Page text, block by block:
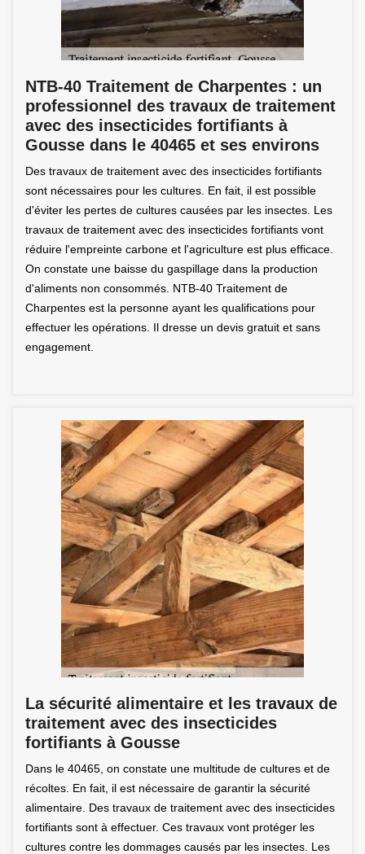
NTB-40 Traitement de Charpentes : un
professionnel des travaux de traitement
avec des insecticides fortifiants à
Gousse dans le 40465 et ses environs
Des travaux de traitement avec des insecticides fortifiants
sont nécessaires pour les cultures. En fait, il est possible
d'éviter les pertes de cultures causées par les insectes. Les
travaux de traitement avec des insecticides fortifiants vont
réduire l'empreinte carbone et l'agriculture est plus efficace.
On constate une baisse du gaspillage dans la production
d'aliments non consommés. NTB-40 Traitement de
Charpentes est la personne ayant les qualifications pour
effectuer les opérations. Il dresse un devis gratuit et sans
engagement.
La sécurité alimentaire et les travaux de
traitement avec des insecticides
fortifiants à Gousse
Dans le 40465, on constate une multitude de cultures et de
récoltes. En fait, il est nécessaire de garantir la sécurité
alimentaire. Des travaux de traitement avec des insecticides
fortifiants sont à effectuer. Ces travaux vont protéger les
cultures contre les dommages causés par les insectes. Les